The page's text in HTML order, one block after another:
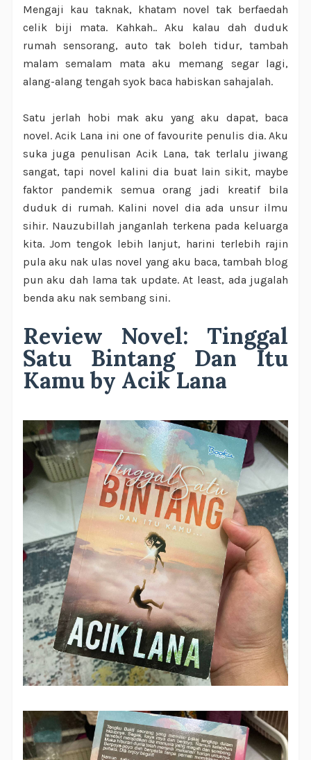
Mengaji kau taknak, khatam novel tak berfaedah
celik biji mata. Kahkah.. Aku kalau dah duduk
rumah sensorang, auto tak boleh tidur, tambah
malam semalam mata aku memang segar lagi,
alang-alang tengah syok baca habiskan sahajalah.
Satu jerlah hobi mak aku yang aku dapat, baca
novel. Acik Lana ini one of favourite penulis dia. Aku
suka juga penulisan Acik Lana, tak terlalu jiwang
sangat, tapi novel kalini dia buat lain sikit, maybe
faktor pandemik semua orang jadi kreatif bila
duduk di rumah. Kalini novel dia ada unsur ilmu
sihir. Nauzubillah janganlah terkena pada keluarga
kita. Jom tengok lebih lanjut, harini terlebih rajin
pula aku nak ulas novel yang aku baca, tambah blog
pun aku dah lama tak update. At least, ada jugalah
benda aku nak sembang sini.
Review Novel: Tinggal
Satu Bintang Dan Itu
Kamu by Acik Lana